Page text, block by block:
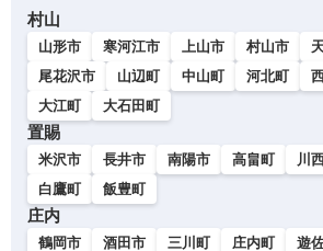
村山
山形市 寒河江市 上山市 村山市
尾花沢市
山辺町 中山町 河北町
大江町
大石田町
置賜
米沢市 長井市 南陽市 高畠町 川
白鷹町
飯豊町
庄内
鶴岡市 酒田市 三川町 庄内町 遊